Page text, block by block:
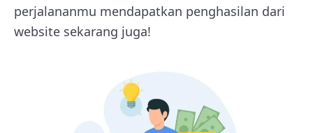
perjalananmu mendapatkan penghasilan dari
website sekarang juga!